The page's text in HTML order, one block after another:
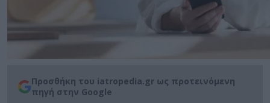
Προσθήκη του iatropedia.gr ως προτεινόμενη
πηγή στην Google